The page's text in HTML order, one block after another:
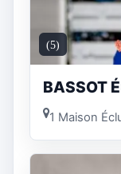
(5)
BASSOT
1 Maison